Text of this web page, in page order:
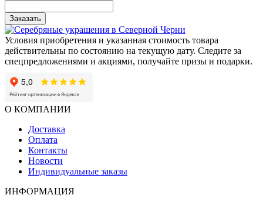
Заказать
Условия приобретения и указанная стоимость товара
действительны по состоянию на текущую дату. Следите за
спецпредложениями и акциями, получайте призы и подарки.
О КОМПАНИИ
Доставка
Оплата
Контакты
Новости
Индивидуальные заказы
ИНФОРМАЦИЯ